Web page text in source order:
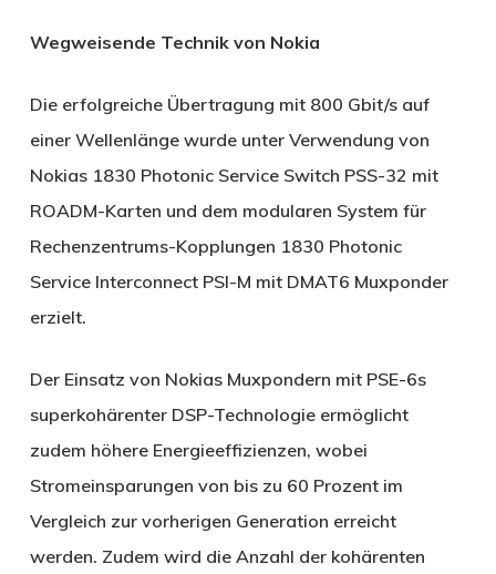
Wegweisende Technik von Nokia
Die erfolgreiche Übertragung mit 800 Gbit/s auf
einer Wellenlänge wurde unter Verwendung von
Nokias 1830 Photonic Service Switch PSS-32 mit
ROADM-Karten und dem modularen System für
Rechenzentrums-Kopplungen 1830 Photonic
Service Interconnect PSI-M mit DMAT6 Muxponder
erzielt.
Der Einsatz von Nokias Muxpondern mit PSE-6s
superkohärenter DSP-Technologie ermöglicht
zudem höhere Energieeffizienzen, wobei
Stromeinsparungen von bis zu 60 Prozent im
Vergleich zur vorherigen Generation erreicht
werden. Zudem wird die Anzahl der kohärenten